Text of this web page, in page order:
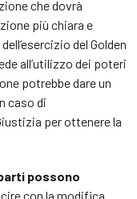
che dovrà
più chiara e
del Golden
all’utilizzo dei poteri
potrebbe dare un
caso di
per ottenere la
possono
con la modifica